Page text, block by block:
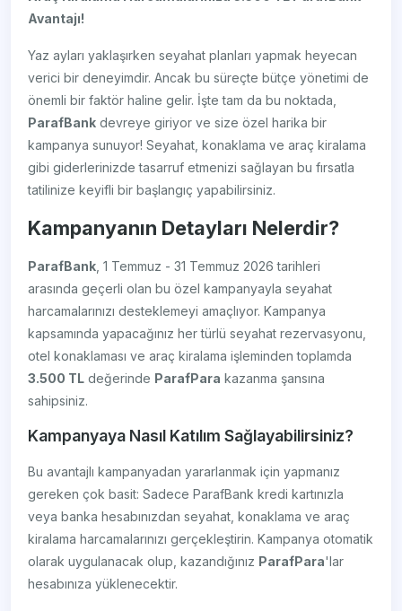
Avantajı!
Yaz ayları yaklaşırken seyahat planları yapmak heyecan
verici bir deneyimdir. Ancak bu süreçte bütçe yönetimi de
önemli bir faktör haline gelir. İşte tam da bu noktada,
ParafBank devreye giriyor ve size özel harika bir
kampanya sunuyor! Seyahat, konaklama ve araç kiralama
gibi giderlerinizde tasarruf etmenizi sağlayan bu fırsatla
tatilinize keyifli bir başlangıç yapabilirsiniz.
Kampanyanın Detayları Nelerdir?
ParafBank , 1 Temmuz - 31 Temmuz 2026 tarihleri
arasında geçerli olan bu özel kampanyayla seyahat
harcamalarınızı desteklemeyi amaçlıyor. Kampanya
kapsamında yapacağınız her türlü seyahat rezervasyonu,
otel konaklaması ve araç kiralama işleminden toplamda
3.500 TL değerinde ParafPara kazanma şansına
sahipsiniz.
Kampanyaya Nasıl Katılım Sağlayabilirsiniz?
Bu avantajlı kampanyadan yararlanmak için yapmanız
gereken çok basit: Sadece ParafBank kredi kartınızla
veya banka hesabınızdan seyahat, konaklama ve araç
kiralama harcamalarınızı gerçekleştirin. Kampanya otomatik
olarak uygulanacak olup, kazandığınız ParafPara'lar
hesabınıza yüklenecektir.